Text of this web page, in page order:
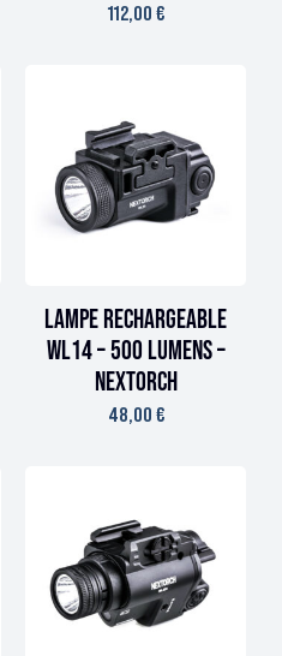
112,00 €
Lampe rechargeable
WL14 – 500 lumens –
Nextorch
48,00 €